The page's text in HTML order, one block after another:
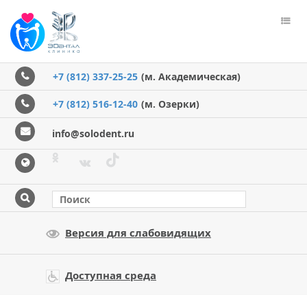
+7 (812) 337-25-25 (м. Академическая)
+7 (812) 516-12-40 (м. Озерки)
info@solodent.ru
Версия для слабовидящих
Доступная среда